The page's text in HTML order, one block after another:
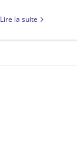
Lire la suite